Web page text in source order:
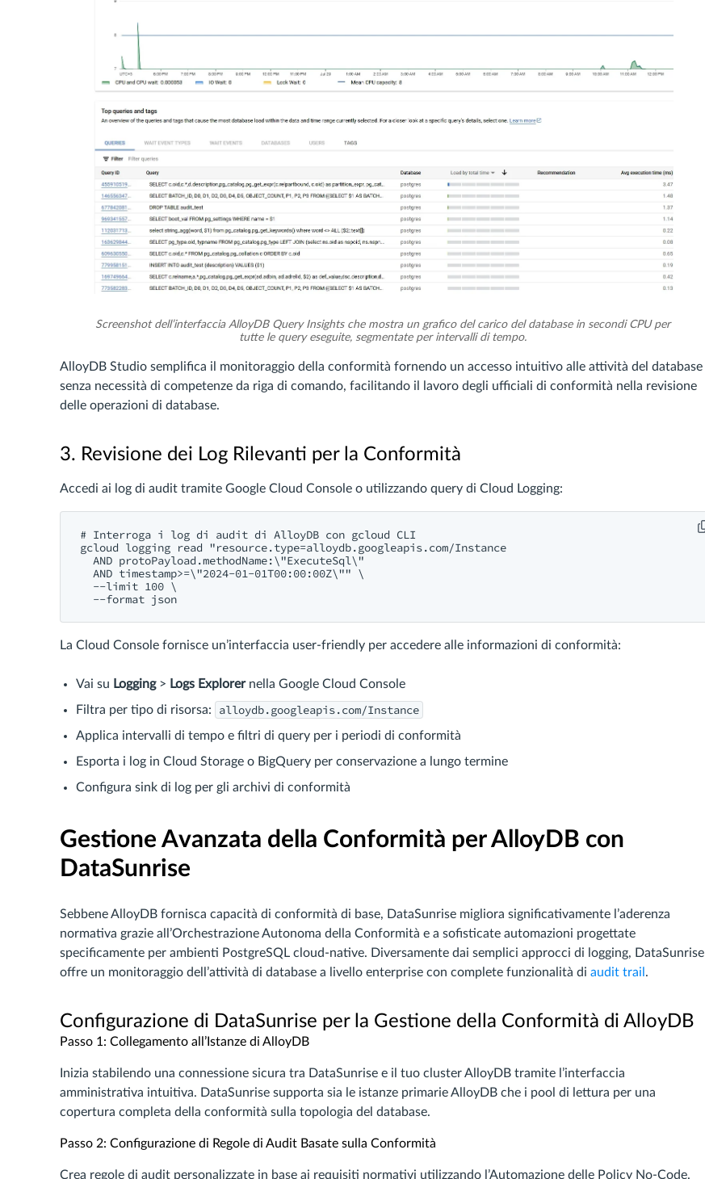
Screenshot dell’interfaccia AlloyDB Query Insights che mostra un grafico del carico del database in secondi CPU per
tutte le query eseguite, segmentate per intervalli di tempo.
AlloyDB Studio semplifica il monitoraggio della conformità fornendo un accesso intuitivo alle attività del database
senza necessità di competenze da riga di comando, facilitando il lavoro degli ufficiali di conformità nella revisione
delle operazioni di database.
3. Revisione dei Log Rilevanti per la Conformità
Accedi ai log di audit tramite Google Cloud Console o utilizzando query di Cloud Logging:
# Interroga i log di audit di AlloyDB con gcloud CLI
gcloud logging read "resource.type=alloydb.googleapis.com/Instance
  AND protoPayload.methodName:\"ExecuteSql\"
  AND timestamp>=\"2024-01-01T00:00:00Z\"" \
  --limit 100 \
La Cloud Console fornisce un’interfaccia user-friendly per accedere alle informazioni di conformità:
Vai su Logging> Logs Explorernella Google Cloud Console
Filtra per tipo di risorsa:
alloydb.googleapis.com/Instance
Applica intervalli di tempo e filtri di query per i periodi di conformità
Esporta i log in Cloud Storage o BigQuery per conservazione a lungo termine
Configura sink di log per gli archivi di conformità
Gestione Avanzata della Conformità per AlloyDB con
DataSunrise
Sebbene AlloyDB fornisca capacità di conformità di base, DataSunrise migliora significativamente l’aderenza
normativa grazie all’Orchestrazione Autonoma della Conformità e a sofisticate automazioni progettate
specificamente per ambienti PostgreSQL cloud-native. Diversamente dai semplici approcci di logging, DataSunrise
offre un monitoraggio dell’attività di database a livello enterprise con complete funzionalità di audit trail .
Configurazione di DataSunrise per la Gestione della Conformità di AlloyDB
Passo 1: Collegamento all’Istanze di AlloyDB
Inizia stabilendo una connessione sicura tra DataSunrise e il tuo cluster AlloyDB tramite l’interfaccia
amministrativa intuitiva. DataSunrise supporta sia le istanze primarie AlloyDB che i pool di lettura per una
copertura completa della conformità sulla topologia del database.
Passo 2: Configurazione di Regole di Audit Basate sulla Conformità
Crea regole di audit personalizzate in base ai requisiti normativi utilizzando l’Automazione delle Policy No-Code.